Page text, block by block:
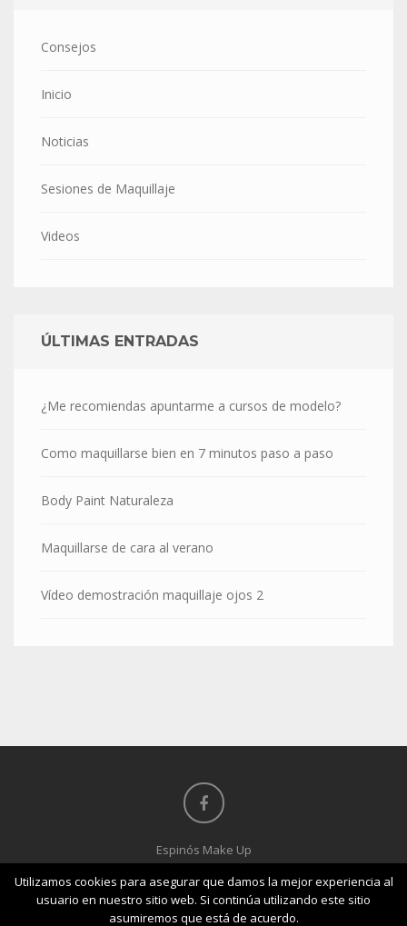
Consejos
Inicio
Noticias
Sesiones de Maquillaje
Videos
ÚLTIMAS ENTRADAS
¿Me recomiendas apuntarme a cursos de modelo?
Como maquillarse bien en 7 minutos paso a paso
Body Paint Naturaleza
Maquillarse de cara al verano
Vídeo demostración maquillaje ojos 2
Espinós Make Up
965 299 849 / 652 410 354 -
Canónigo Federico Sala, 2, 03550 - San juan de Alicante
@maquilladoranoeliaespinosmakeup
Aviso Legal|Política Privacidad|Cookies
Utilizamos cookies para asegurar que damos la mejor experiencia al
usuario en nuestro sitio web. Si continúa utilizando este sitio
asumiremos que está de acuerdo.